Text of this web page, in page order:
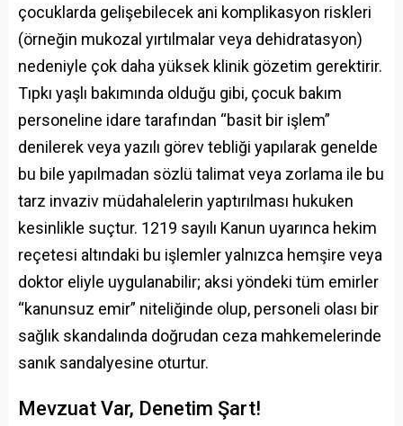
çocuklarda gelişebilecek ani komplikasyon riskleri
(örneğin mukozal yırtılmalar veya dehidratasyon)
nedeniyle çok daha yüksek klinik gözetim gerektirir.
Tıpkı yaşlı bakımında olduğu gibi, çocuk bakım
personeline idare tarafından “basit bir işlem”
denilerek veya yazılı görev tebliği yapılarak genelde
bu bile yapılmadan sözlü talimat veya zorlama ile bu
tarz invaziv müdahalelerin yaptırılması hukuken
kesinlikle suçtur. 1219 sayılı Kanun uyarınca hekim
reçetesi altındaki bu işlemler yalnızca hemşire veya
doktor eliyle uygulanabilir; aksi yöndeki tüm emirler
“kanunsuz emir” niteliğinde olup, personeli olası bir
sağlık skandalında doğrudan ceza mahkemelerinde
sanık sandalyesine oturtur.
Mevzuat Var, Denetim Şart!